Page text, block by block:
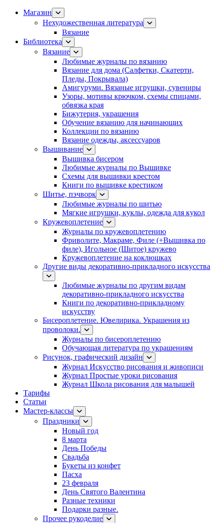
Магазин
Нехудожественная литература
Вязание
Библиотека
Вязание
Любимые журналы по вязанию
Вязание для дома (Салфетки, Скатерти,
Пледы, Покрывала)
Амигуруми. Вязаные игрушки, сувениры
Узоры, мотивы крючком, схемы спицами,
обвязка края
Бижутерия, украшения
Обучение вязанию для начинающих
Коллекции по вязанию
Вязание одежды, аксессуаров
Вышивание
Вышивка бисером
Любимые журналы по Вышивке
Схемы для вышивки крестом
Книги по вышивке крестиком
Шитье, пэчворк
Любимые журналы по шитью
Мягкие игрушки, куклы, одежда для кукол
Кружевоплетение
Журналы по кружевоплетению
Фриволите, Макраме, Филе (+Вышивка по
филе), Игольное (Шитое) кружево
Кружевоплетение на коклюшках
Другие виды декоративно-прикладного искусства
Любимые журналы по другим видам
декоративно-прикладного искусства
Книги по декоративно-прикладному
искусству
Бисероплетение. Ювелирика. Украшения из
проволоки.
Журналы по бисероплетению
Обучающая литература по украшениям
Рисунок, графический дизайн
Журнал Искусство рисования и живописи
Журнал Простые уроки рисования
Журнал Школа рисования для малышей
Тарифы
Статьи
Мастер-классы
Праздники
Новый год
8 марта
День Победы
Свадьба
Букеты из конфет
Пасха
23 февраля
День Святого Валентина
Разные техники
Подарки разные.
Прочее рукоделие